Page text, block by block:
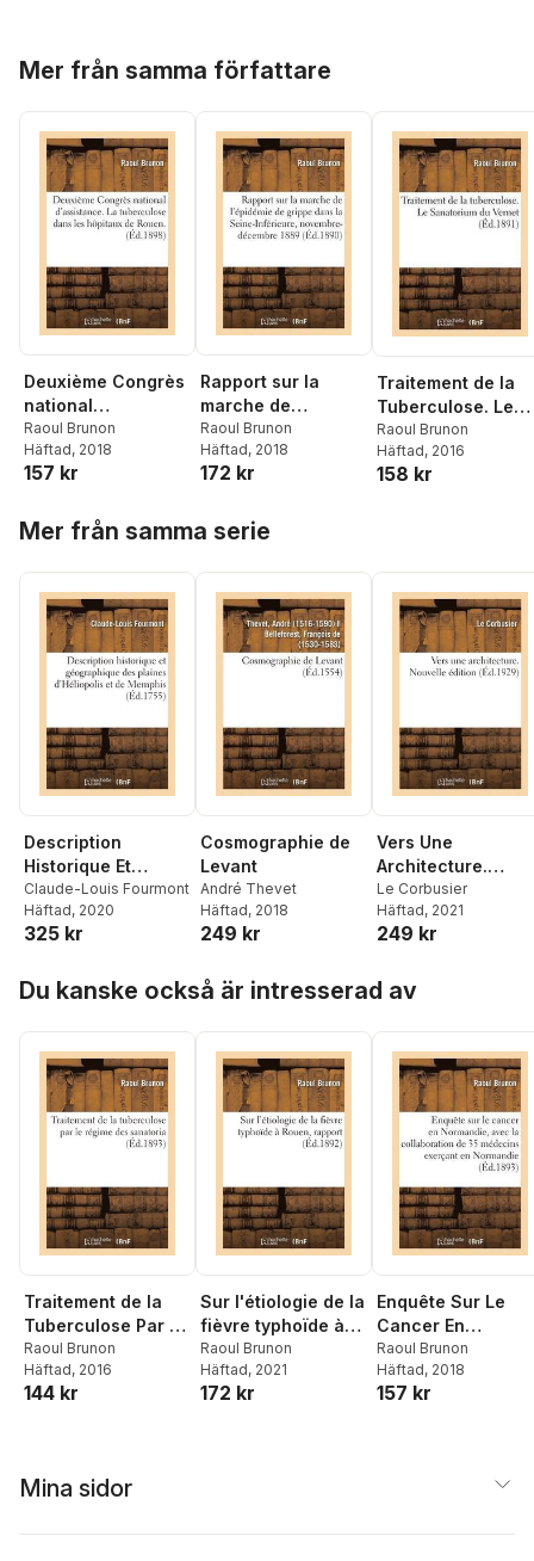
Mer från samma författare
Deuxième Congrès
national
d'assistance. La
tuberculose dans
les hôpitaux de
Raoul Brunon
Häftad, 2018
157 kr
Rapport sur la
marche de
l'épidémie de
grippe dans la
Seine-Inférieure
de
Raoul Brunon
Häftad, 2018
172 kr
Traitement de la
Tuberculose. Le
Sanatorium Du
Vernet
Raoul Brunon
Häftad, 2016
158 kr
Mer från samma serie
Description
Historique Et
Géographique Des
Plaines d'Héliopolis
Et de Memphis
Claude-Louis Fourmont
Häftad, 2020
325 kr
Cosmographie de
Levant
André Thevet
Häftad, 2018
249 kr
Vers Une
Architecture.
Nouvelle Édition
Le Corbusier
Häftad, 2021
249 kr
Du kanske också är intresserad av
Traitement de la
Tuberculose Par Le
Régime Des
Sanatoria
Raoul Brunon
Häftad, 2016
144 kr
Sur l'étiologie de la
fièvre typhoïde à
Rouen, rapport
Raoul Brunon
Häftad, 2021
172 kr
Enquête Sur Le
Cancer En
Normandie, Avec
La Collaboration
35 Médecins
Raoul Brunon
Häftad, 2018
157 kr
Mina sidor